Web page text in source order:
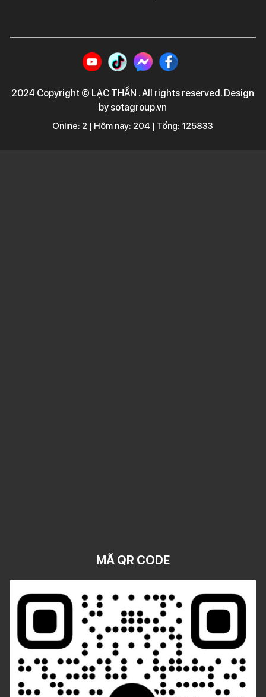
2024 Copyright © LẠC THẦN . All rights reserved. Design
by sotagroup.vn
Online: 2 | Hôm nay: 204 | Tổng: 125833
MÃ QR CODE